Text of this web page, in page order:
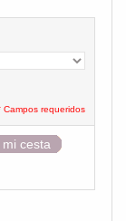
Campos requeridos
cesta